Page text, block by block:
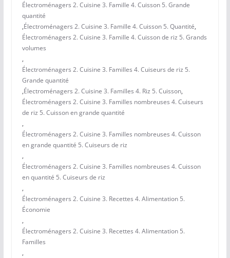
Électroménagers 2. Cuisine 3. Famille 4. Cuisson 5. Grande
quantité
,Électroménagers 2. Cuisine 3. Famille 4. Cuisson 5. Quantité,
Électroménagers 2. Cuisine 3. Famille 4. Cuisson de riz 5. Grands
volumes
,
Électroménagers 2. Cuisine 3. Familles 4. Cuiseurs de riz 5.
Grande quantité
,Électroménagers 2. Cuisine 3. Familles 4. Riz 5. Cuisson,
Électroménagers 2. Cuisine 3. Familles nombreuses 4. Cuiseurs
de riz 5. Cuisson en grande quantité
,
Électroménagers 2. Cuisine 3. Familles nombreuses 4. Cuisson
en grande quantité 5. Cuiseurs de riz
,
Électroménagers 2. Cuisine 3. Familles nombreuses 4. Cuisson
en quantité 5. Cuiseurs de riz
,
Électroménagers 2. Cuisine 3. Recettes 4. Alimentation 5.
Économie
,
Électroménagers 2. Cuisine 3. Recettes 4. Alimentation 5.
Familles
,